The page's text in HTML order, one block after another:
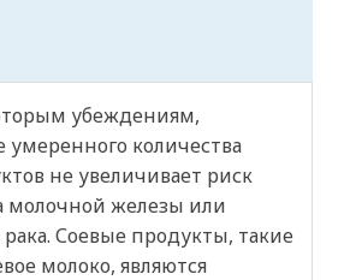
убеждениям,
умеренного количества
не увеличивает риск
молочной железы или
Соевые продукты, такие
молоко, являются